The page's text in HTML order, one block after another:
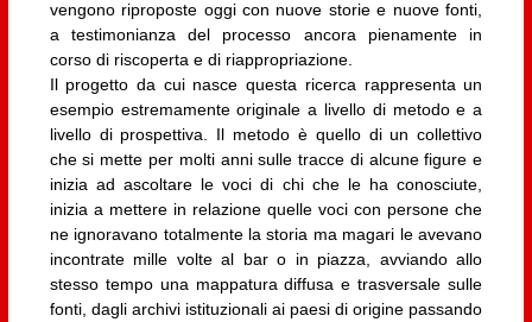
vengono riproposte oggi con nuove storie e nuove fonti,
a testimonianza del processo ancora pienamente in
corso di riscoperta e di riappropriazione.
Il progetto da cui nasce questa ricerca rappresenta un
esempio estremamente originale a livello di metodo e a
livello di prospettiva. Il metodo è quello di un collettivo
che si mette per molti anni sulle tracce di alcune figure e
inizia ad ascoltare le voci di chi che le ha conosciute,
inizia a mettere in relazione quelle voci con persone che
ne ignoravano totalmente la storia ma magari le avevano
incontrate mille volte al bar o in piazza, avviando allo
stesso tempo una mappatura diffusa e trasversale sulle
fonti, dagli archivi istituzionali ai paesi di origine passando